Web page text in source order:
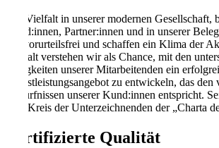
Der Vielfalt in unserer modernen Gesellschaft,
Kund:innen, Partner:innen und in unserer
wir vorurteilsfrei und schaffen ein Klima der
Vielfalt verstehen wir als Chance, mit den
Fähigkeiten unserer Mitarbeitenden ein
Dienstleistungsangebot zu entwickeln, das den
Bedürfnissen unserer Kund:innen entspricht.
zum Kreis der Unterzeichnenden der „Charta
Zertifizierte Qualität